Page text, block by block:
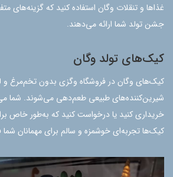
غذاها و تنقلات وگان استفاده کنید که گزینه‌های
جشن تولد شما ارائه می‌دهند.
کیک‌های تولد وگان
کیک‌های وگان در فروشگاه وگزی بدون تخم‌مرغ و
شیرین‌کننده‌های طبیعی طعم‌دهی می‌شوند. شما
خریداری کنید یا درخواست کنید که به‌طور خاص
کیک‌ها تجربه‌ای خوشمزه و سالم برای مهمانان شما